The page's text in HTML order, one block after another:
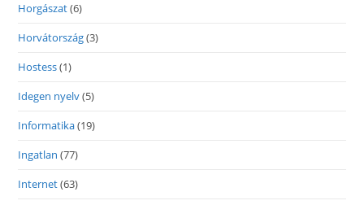
Horgászat(6)
Horvátország(3)
Hostess(1)
Idegen nyelv(5)
Informatika(19)
Ingatlan (77)
Internet(63)